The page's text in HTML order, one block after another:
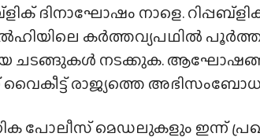
ദിനാഘോഷം നാളെ.
കർത്തവ്യപഥിൽ
ചടങ്ങുകൾ നടക്കുക.
വൈകീട്ട് രാജ്യത്തെ
മെഡലുകളും ഇന്ന്